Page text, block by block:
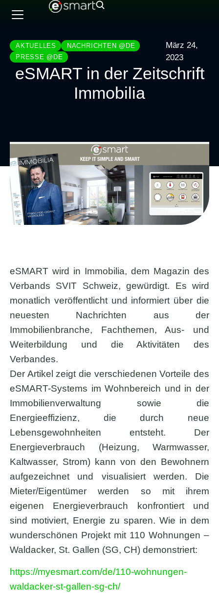
AKTUELLES
NACHRICHTEN @DE
PRESSE @DE
März 24,
2023
eSMART in der Zeitschrift
Immobilia
eSMART wird in Immobilia, dem Magazin des
Verbands SVIT Schweiz, gewürdigt. Es wird
monatlich veröffentlicht und informiert über die
neuesten Nachrichten aus der
Immobilienbranche, Fachthemen, Aus- und
Weiterbildung und die Aktivitäten des
Verbandes.
Der Artikel zeigt die verschiedenen Vorteile des
eSMART-Systems im Wohnbereich und in der
Immobilienverwaltung sowie die
Energieeffizienz, die durch neue
Lebensgewohnheiten entsteht. Der
Energieverbrauch (Heizung, Warmwasser,
Kaltwasser, Strom) kann von den Bewohnern
aufgezeichnet und visualisiert werden. Die
Mieter/Eigentümer werden so mit ihrem
eigenen Energieverbrauch konfrontiert und
sind motiviert, Energie zu sparen. Wie in dem
wunderschönen Projekt mit 110 Wohnungen –
Waldacker, St. Gallen (SG, CH) demonstriert:
https://myesmart.com/de/110-wohnungen-
waldacker-st-gallen-sg-ch/